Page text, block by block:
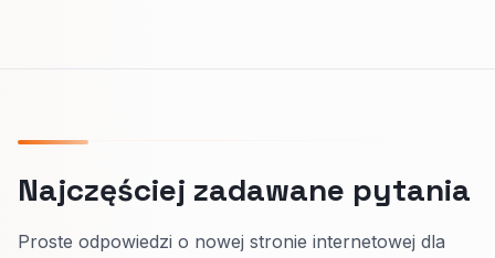
Najczęściej zadawane pytania
Proste odpowiedzi o nowej stronie internetowej dla